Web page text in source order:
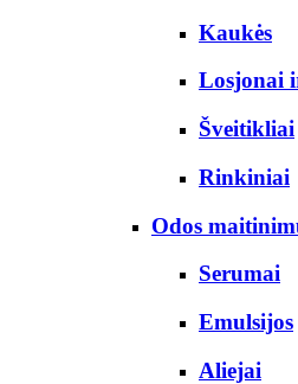
Kaukės
Losjonai
Šveitikliai
Rinkiniai
Odos
Serumai
Emulsijos
Aliejai